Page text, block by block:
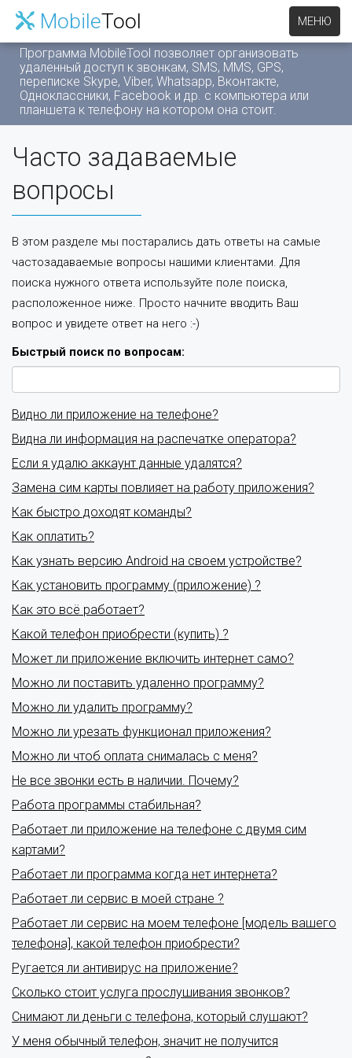
Программа MobileTool позволяет организовать
удаленный доступ к звонкам, SMS, MMS, GPS,
переписке Skype, Viber, Whatsapp, Вконтакте,
Одноклассники, Facebook и др. c компьютера или
планшета к телефону на котором она стоит.
МЕНЮ
MobileTool
Часто задаваемые
вопросы
В этом разделе мы постарались дать ответы на самые
частозадаваемые вопросы нашими клиентами. Для
поиска нужного ответа используйте поле поиска,
расположенное ниже. Просто начните вводить Ваш
вопрос и увидете ответ на него :-)
Быстрый поиск по вопросам:
Видно ли приложение на телефоне?
Видна ли информация на распечатке оператора?
Если я удалю аккаунт данные удалятся?
Замена сим карты повлияет на работу приложения?
Как быстро доходят команды?
Как оплатить?
Как узнать версию Android на своем устройстве?
Как установить программу (приложение) ?
Как это всё работает?
Какой телефон приобрести (купить) ?
Может ли приложение включить интернет само?
Можно ли поставить удаленно программу?
Можно ли удалить программу?
Можно ли урезать функционал приложения?
Можно ли чтоб оплата снималась с меня?
Не все звонки есть в наличии. Почему?
Работа программы стабильная?
Работает ли приложение на телефоне с двумя сим
картами?
Работает ли программа когда нет интернета?
Работает ли сервис в моей стране ?
Работает ли сервис на моем телефоне [модель вашего
телефона], какой телефон приобрести?
Ругается ли антивирус на приложение?
Сколько стоит услуга прослушивания звонков?
Снимают ли деньги с телефона, который слушают?
У меня обычный телефон, значит не получится